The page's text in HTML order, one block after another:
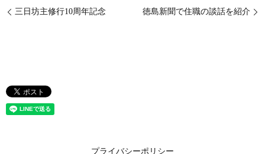
三日坊主修行10周年記念 徳島新聞で住職の談話を紹介
プライバシーポリシー